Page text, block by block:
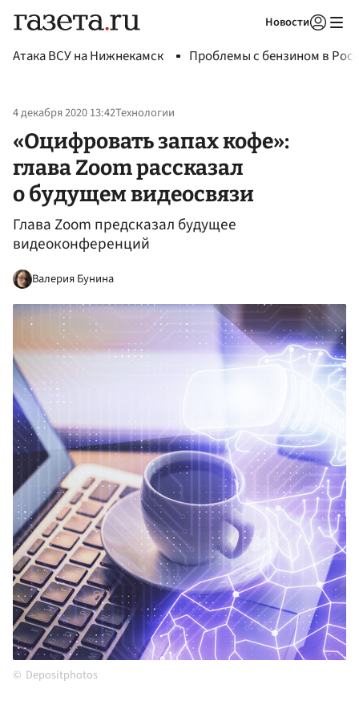
Новости
Атака ВСУ на Нижнекамск Проблемы с бензином в
4 декабря 2020 13:42Технологии
«Оцифровать запах кофе»:
глава Zoom рассказал
о будущем видеосвязи
Глава Zoom предсказал будущее
видеоконференций
Валерия Бунина
Depositphotos